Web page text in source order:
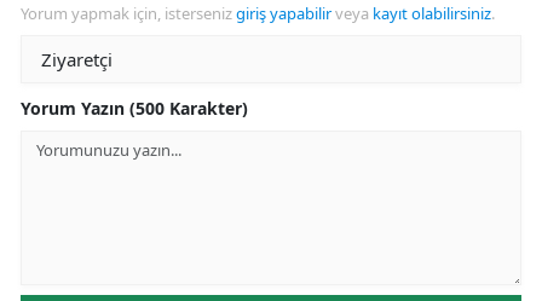
Yorum yapmak için, istersenizgiriş yapabilirveya kayıt olabilirsiniz.
Yorum Yazın (500 Karakter)